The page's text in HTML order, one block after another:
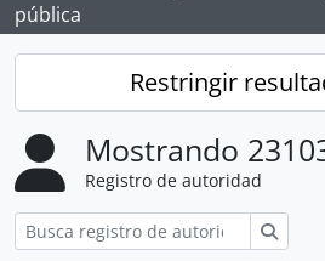
pública
Restringir
Mostrando
Registro de autoridad